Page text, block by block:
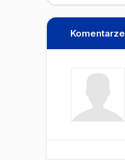
Komentarze